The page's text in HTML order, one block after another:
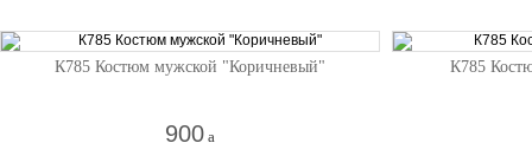
К785 Костюм мужской "Коричневый"
900 a
К785